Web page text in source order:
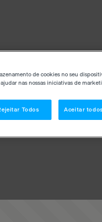
de cookies no seu
nas nossas iniciativas de
Todos Aceitar